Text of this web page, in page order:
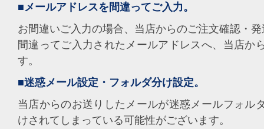
■メールアドレスを間違ってご入力。
お間違いご入力の場合、当店からのご注文確認・
間違ってご入力されたメールアドレスへ、当店か
す。
■迷惑メール設定・フォルダ分け設定。
当店からのお送りしたメールが迷惑メールフォル
けされてしまっている可能性がございます。